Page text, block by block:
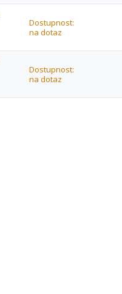
Dostupnost:
na dotaz
Dostupnost:
na dotaz